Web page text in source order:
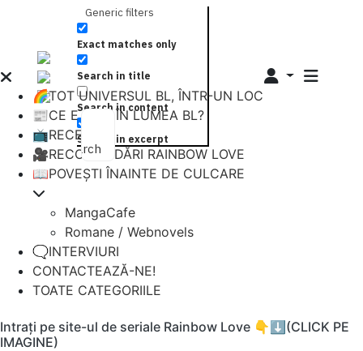
Search
Generic filters
Exact matches only
Search in title
Search in content
Search in excerpt
🌈TOT UNIVERSUL BL, ÎNTR-UN LOC
📰CE E NOU ÎN LUMEA BL?
📺RECENZII
🎥RECOMANDĂRI RAINBOW LOVE
📖POVEȘTI ÎNAINTE DE CULCARE
MangaCafe
Romane / Webnovels
🗨️INTERVIURI
CONTACTEAZĂ-NE!
TOATE CATEGORIILE
Intrați pe site-ul de seriale Rainbow Love 👇⬇️(CLICK PE
IMAGINE)